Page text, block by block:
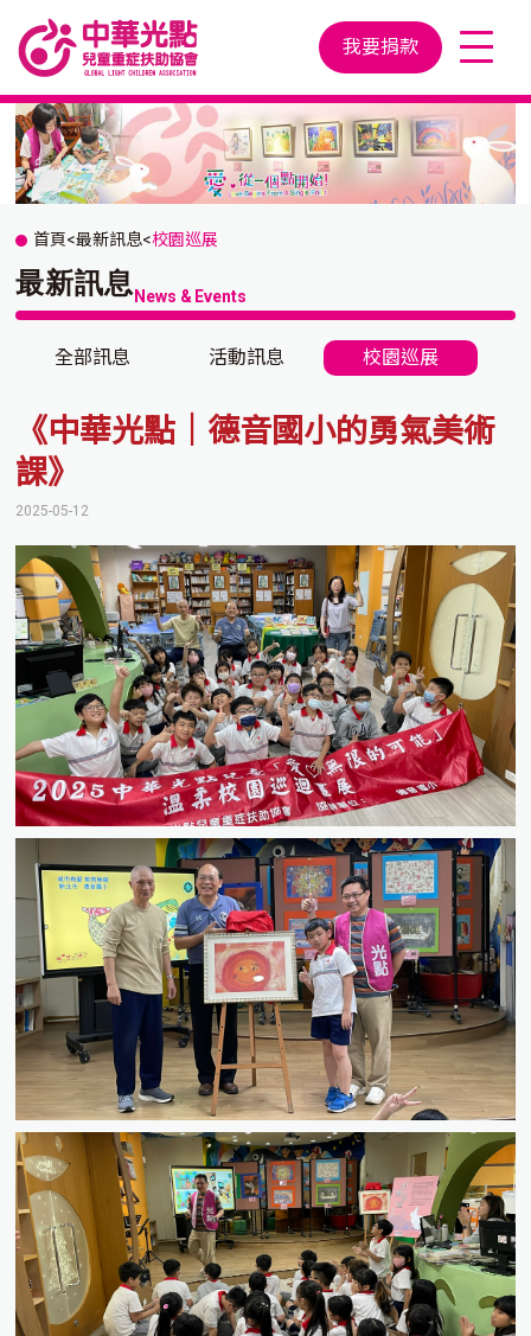
我要捐款
最新訊息 News & Events
首頁<最新訊息<校園巡展
全部訊息 活動訊息 校園巡展
《中華光點｜德音國小的勇氣美術
課》
2025-05-12